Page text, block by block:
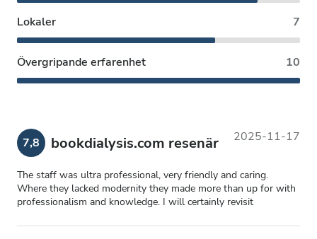
Lokaler 7
Övergripande erfarenhet 10
7,8 bookdialysis.com resenär 2025-11-17
The staff was ultra professional, very friendly and caring.
Where they lacked modernity they made more than up for with
professionalism and knowledge. I will certainly revisit